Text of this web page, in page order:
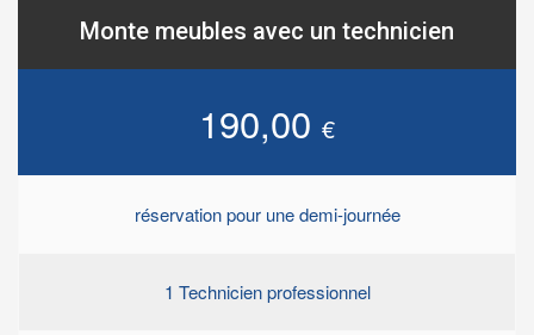
Monte meubles avec un technicien
190,00 €
réservation pour une demi-journée
1 Technicien professionnel